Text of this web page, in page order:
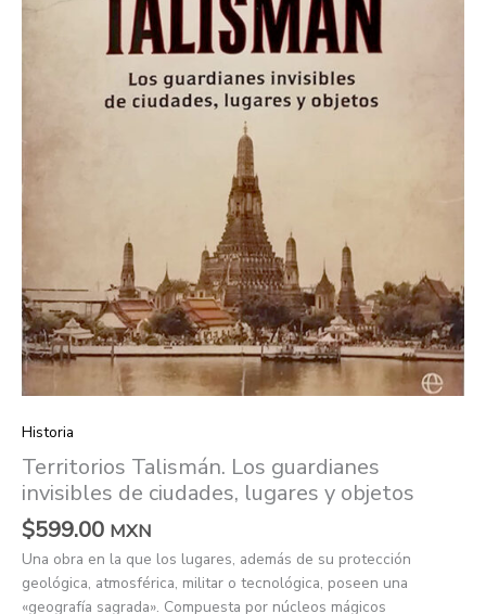
Historia
Territorios Talismán. Los guardianes
invisibles de ciudades, lugares y objetos
$599.00 MXN
Una obra en la que los lugares, además de su protección
geológica, atmosférica, militar o tecnológica, poseen una
«geografía sagrada». Compuesta por núcleos mágicos